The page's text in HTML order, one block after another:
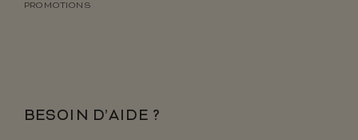
PROMOTIONS
BESOIN D’AIDE ?